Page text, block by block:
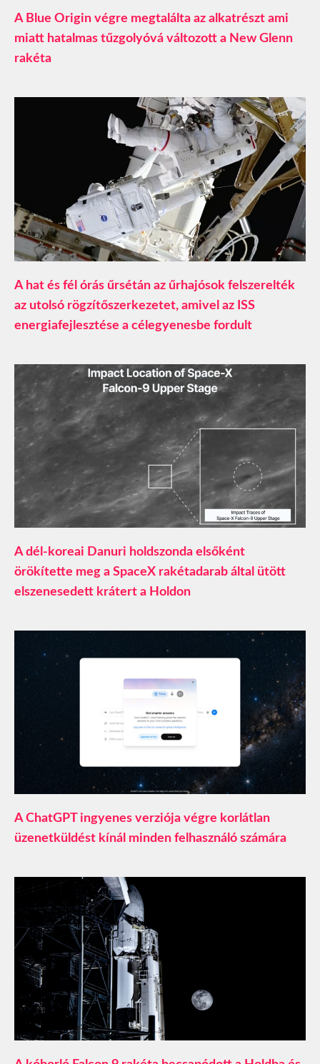
A Blue Origin végre megtalálta az alkatrészt ami
miatt hatalmas tűzgolyóvá változott a New Glenn
rakéta
A hat és fél órás űrsétán az űrhajósok felszerelték
az utolsó rögzítőszerkezetet, amivel az ISS
energiafejlesztése a célegyenesbe fordult
A dél-koreai Danuri holdszonda elsőként
örökítette meg a SpaceX rakétadarab által ütött
elszenesedett krátert a Holdon
A ChatGPT ingyenes verziója végre korlátlan
üzenetküldést kínál minden felhasználó számára